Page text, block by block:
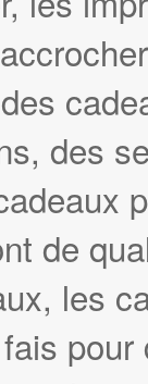
des
de
les